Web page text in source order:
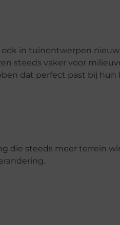
ook in tuinontwerpen
steeds vaker voor
dat perfect past bij hun
die steeds meer terrein